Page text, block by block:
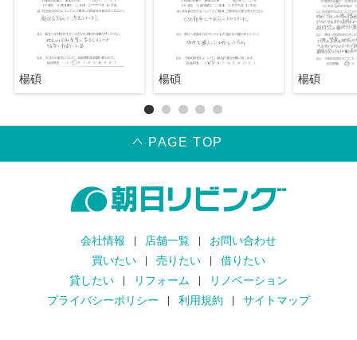
楊碩 楊碩 楊碩
PAGE TOP
会社情報 店舗一覧
お問い合わせ
買いたい
売りたい
借りたい
貸したい
リフォーム
リノベーション
プライバシーポリシー
利用規約 サイトマップ